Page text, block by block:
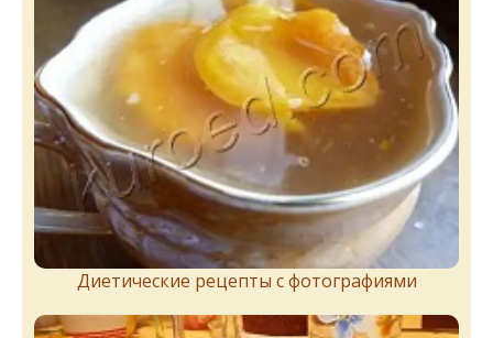
Диетические рецепты с фотографиями